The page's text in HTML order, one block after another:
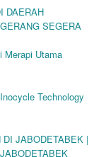
DAERAH
SEGERA
Merapi Utama
Technology
DI JABODETABEK |